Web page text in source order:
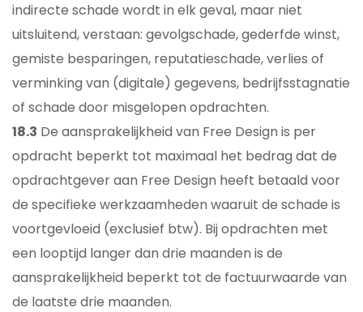
indirecte schade wordt in elk geval, maar niet
uitsluitend, verstaan: gevolgschade, gederfde winst,
gemiste besparingen, reputatieschade, verlies of
verminking van (digitale) gegevens, bedrijfsstagnatie
of schade door misgelopen opdrachten.
18.3 De aansprakelijkheid van Free Design is per
opdracht beperkt tot maximaal het bedrag dat de
opdrachtgever aan Free Design heeft betaald voor
de specifieke werkzaamheden waaruit de schade is
voortgevloeid (exclusief btw). Bij opdrachten met
een looptijd langer dan drie maanden is de
aansprakelijkheid beperkt tot de factuurwaarde van
de laatste drie maanden.